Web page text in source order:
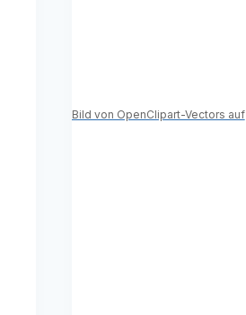
Bild von OpenClipart-Vectors auf